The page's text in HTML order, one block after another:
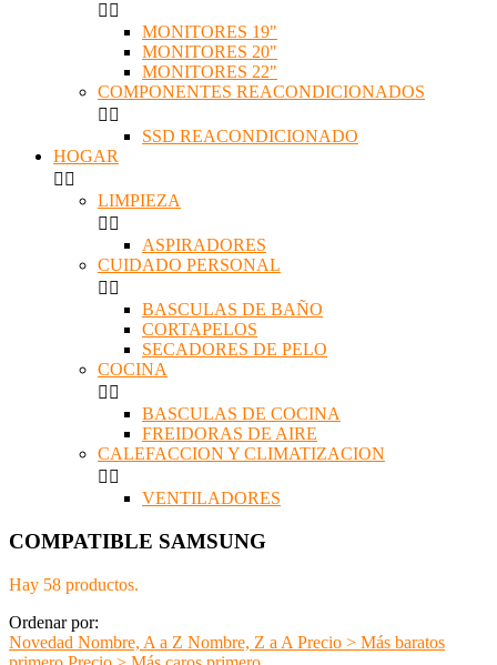
 
MONITORES 19"
MONITORES 20"
MONITORES 22"
COMPONENTES REACONDICIONADOS
 
SSD REACONDICIONADO
HOGAR
 
LIMPIEZA
 
ASPIRADORES
CUIDADO PERSONAL
 
BASCULAS DE BAÑO
CORTAPELOS
SECADORES DE PELO
COCINA
 
BASCULAS DE COCINA
FREIDORAS DE AIRE
CALEFACCION Y CLIMATIZACION
 
VENTILADORES
COMPATIBLE SAMSUNG
Hay 58 productos.
Ordenar por:
Novedad Nombre, A a Z Nombre, Z a A Precio > Más baratos